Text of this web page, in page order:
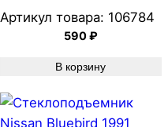
Артикул товара: 106784
590₽
В корзину